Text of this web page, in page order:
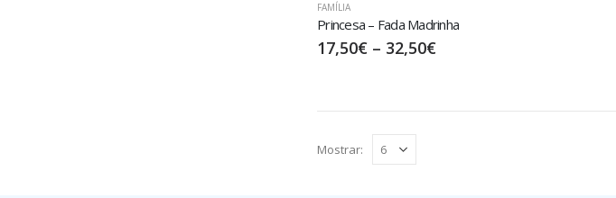
FAMÍLIA
Princesa – Fada Madrinha
17,50€ – 32,50€
Mostrar: